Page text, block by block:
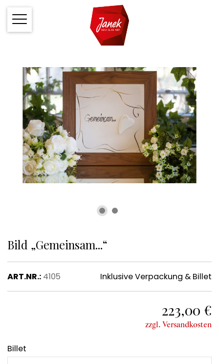
Bild „Gemeinsam...“
ART.NR.: 4105 Inklusive Verpackung & Billet
223,00 €
zzgl. Versandkosten
Billet